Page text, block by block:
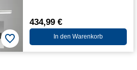
434,99 €
In den Warenkorb